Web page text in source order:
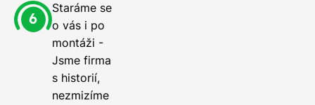
Staráme se
o vás i po
montáži -
Jsme firma
s historií,
nezmizíme